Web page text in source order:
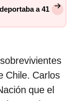
a 41
Chile. Carlos
que el